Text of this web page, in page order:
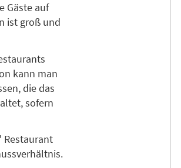
Gäste auf
ist groß und
kann man
die das
sofern
Restaurant